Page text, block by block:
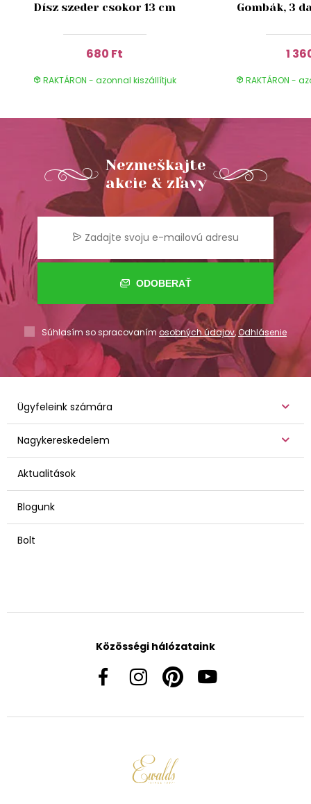
Dísz szeder csokor 13 cm
680 Ft
RAKTÁRON - azonnal kiszállítjuk
Gombák, 3
1
RAKTÁRON -
Nezmeškajte
akcie & zľavy
ODOBERAŤ
Súhlasím so spracovaním osobných údajov,Odhlásenie
Ügyfeleink számára
Nagykereskedelem
Aktualitások
Blogunk
Bolt
Közösségi hálózataink